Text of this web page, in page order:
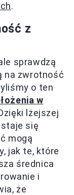
.
z
sprawdzą
na zwrotność
o ten
w
lżejszej
się
mogą
jak te, które
średnica
i
że